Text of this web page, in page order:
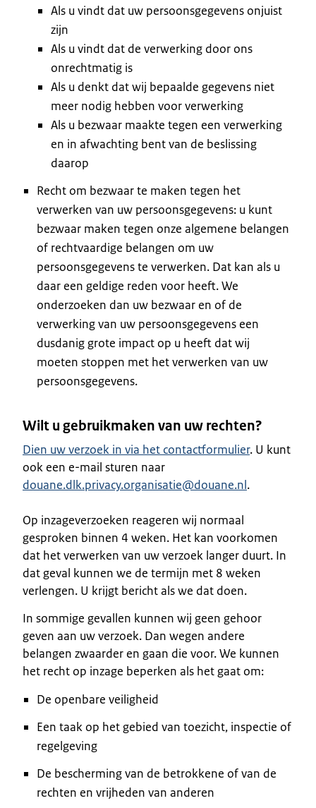
Als u vindt dat uw persoonsgegevens onjuist
zijn
Als u vindt dat de verwerking door ons
onrechtmatig is
Als u denkt dat wij bepaalde gegevens niet
meer nodig hebben voor verwerking
Als u bezwaar maakte tegen een verwerking
en in afwachting bent van de beslissing
daarop
Recht om bezwaar te maken tegen het
verwerken van uw persoonsgegevens: u kunt
bezwaar maken tegen onze algemene belangen
of rechtvaardige belangen om uw
persoonsgegevens te verwerken. Dat kan als u
daar een geldige reden voor heeft. We
onderzoeken dan uw bezwaar en of de
verwerking van uw persoonsgegevens een
dusdanig grote impact op u heeft dat wij
moeten stoppen met het verwerken van uw
persoonsgegevens.
Wilt u gebruikmaken van uw rechten?
Dien uw verzoek in via het contactformulier. U kunt
ook een e-mail sturen naar
douane.dlk.privacy.organisatie@douane.nl.
Op inzageverzoeken reageren wij normaal
gesproken binnen 4 weken. Het kan voorkomen
dat het verwerken van uw verzoek langer duurt. In
dat geval kunnen we de termijn met 8 weken
verlengen. U krijgt bericht als we dat doen.
In sommige gevallen kunnen wij geen gehoor
geven aan uw verzoek. Dan wegen andere
belangen zwaarder en gaan die voor. We kunnen
het recht op inzage beperken als het gaat om:
De openbare veiligheid
Een taak op het gebied van toezicht, inspectie of
regelgeving
De bescherming van de betrokkene of van de
rechten en vrijheden van anderen